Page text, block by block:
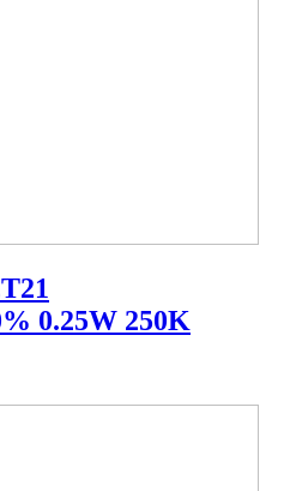
0.25W 250K